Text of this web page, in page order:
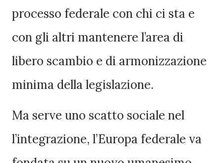
processo federale con chi ci sta e
con gli altri mantenere l’area di
libero scambio e di armonizzazione
minima della legislazione.
Ma serve uno scatto sociale nel
l’integrazione, l’Europa federale va